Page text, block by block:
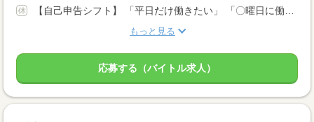
もっと見る
応募する（バイトル求人）